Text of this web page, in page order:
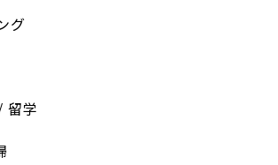
グ
留学